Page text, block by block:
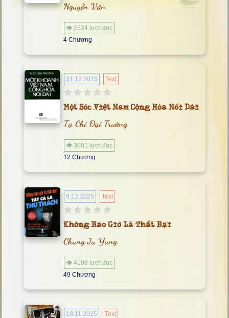
Nguyễn Văn
👁 2534 lượt đọc
4 Chương
31.12.2025 Text
Một Sóc Việt Nam Cộng Hòa Nối Dài
Tạ Chí Đại Trường
👁 3001 lượt đọc
12 Chương
9.12.2025 Text
Không Bao Giờ Là Thất Bại
Chung Ju Yung
👁 4198 lượt đọc
49 Chương
18.11.2025 Text